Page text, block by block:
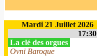
Mardi 21 Juillet 2026
17:30
La clé des orgues
Ovni Baroque